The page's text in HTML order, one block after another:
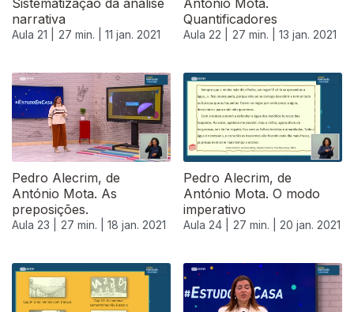
Sistematização da análise
narrativa
Aula 21 | 27 min. | 11 jan. 2021
António Mota.
Quantificadores
Aula 22 | 27 min. | 13 jan. 2021
Pedro Alecrim, de
António Mota. As
preposições.
Aula 23 | 27 min. | 18 jan. 2021
Pedro Alecrim, de
António Mota. O modo
imperativo
Aula 24 | 27 min. | 20 jan. 2021
518995